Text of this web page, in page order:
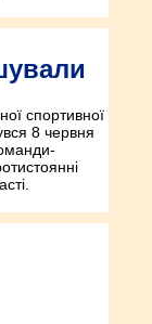
спортивної
8 червня